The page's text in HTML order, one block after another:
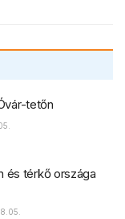
tetőn
és térkő országa